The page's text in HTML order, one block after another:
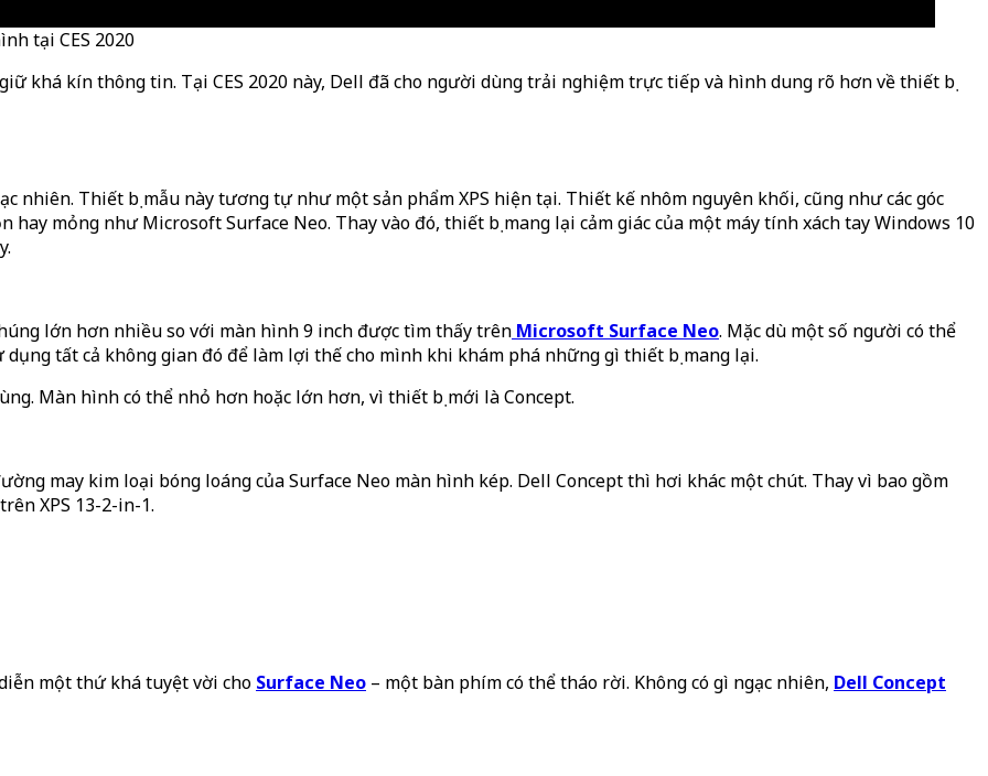
tại CES 2020
khá kín thông tin. Tại CES 2020 này, Dell đã cho người dùng trải nghiệm trực tiếp và hình dung rõ hơn về thiết bị
nhiên. Thiết bị mẫu này tương tự như một sản phẩm XPS hiện tại. Thiết kế nhôm nguyên khối, cũng như các góc
hay mỏng như Microsoft Surface Neo. Thay vào đó, thiết bị mang lại cảm giác của một máy tính xách tay Windows 10
lớn hơn nhiều so với màn hình 9 inch được tìm thấy trên Microsoft Surface Neo. Mặc dù một số người có thể
tất cả không gian đó để làm lợi thế cho mình khi khám phá những gì thiết bị mang lại.
Màn hình có thể nhỏ hơn hoặc lớn hơn, vì thiết bị mới là Concept.
may kim loại bóng loáng của Surface Neo màn hình kép. Dell Concept thì hơi khác một chút. Thay vì bao gồm
XPS 13-2-in-1.
một thứ khá tuyệt vời cho Surface Neo – một bàn phím có thể tháo rời. Không có gì ngạc nhiên, Dell Concept